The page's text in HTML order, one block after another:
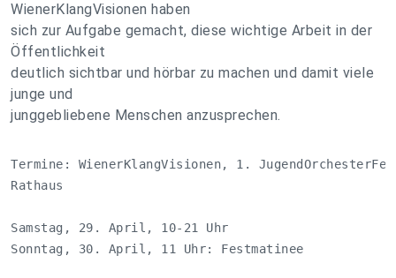
WienerKlangVisionen haben
sich zur Aufgabe gemacht, diese wichtige Arbeit in der
Öffentlichkeit
deutlich sichtbar und hörbar zu machen und damit viele
junge und
junggebliebene Menschen anzusprechen.
Termine: WienerKlangVisionen, 1.
Rathaus
Samstag, 29. April, 10-21 Uhr
Sonntag, 30. April, 11 Uhr: Festmatinee